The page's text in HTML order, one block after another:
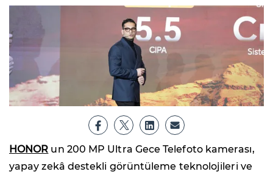
HONOR un 200 MP Ultra Gece Telefoto kamerası,
yapay zekâ destekli görüntüleme teknolojileri ve